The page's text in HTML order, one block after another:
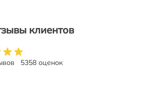
клиентов
5358 оценок